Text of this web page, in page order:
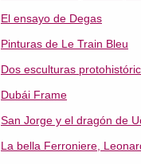
El ensayo de Degas
Pinturas de Le Train Bleu
Dos esculturas
Dubái Frame
San Jorge y el dragón de
La bella Ferroniere,